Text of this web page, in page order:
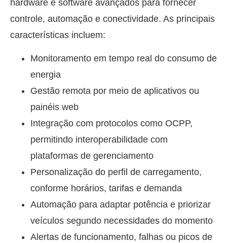
hardware e software avançados para fornecer
controle, automação e conectividade. As principais
características incluem:
Monitoramento em tempo real do consumo de
energia
Gestão remota por meio de aplicativos ou
painéis web
Integração com protocolos como OCPP,
permitindo interoperabilidade com
plataformas de gerenciamento
Personalização do perfil de carregamento,
conforme horários, tarifas e demanda
Automação para adaptar potência e priorizar
veículos segundo necessidades do momento
Alertas de funcionamento, falhas ou picos de